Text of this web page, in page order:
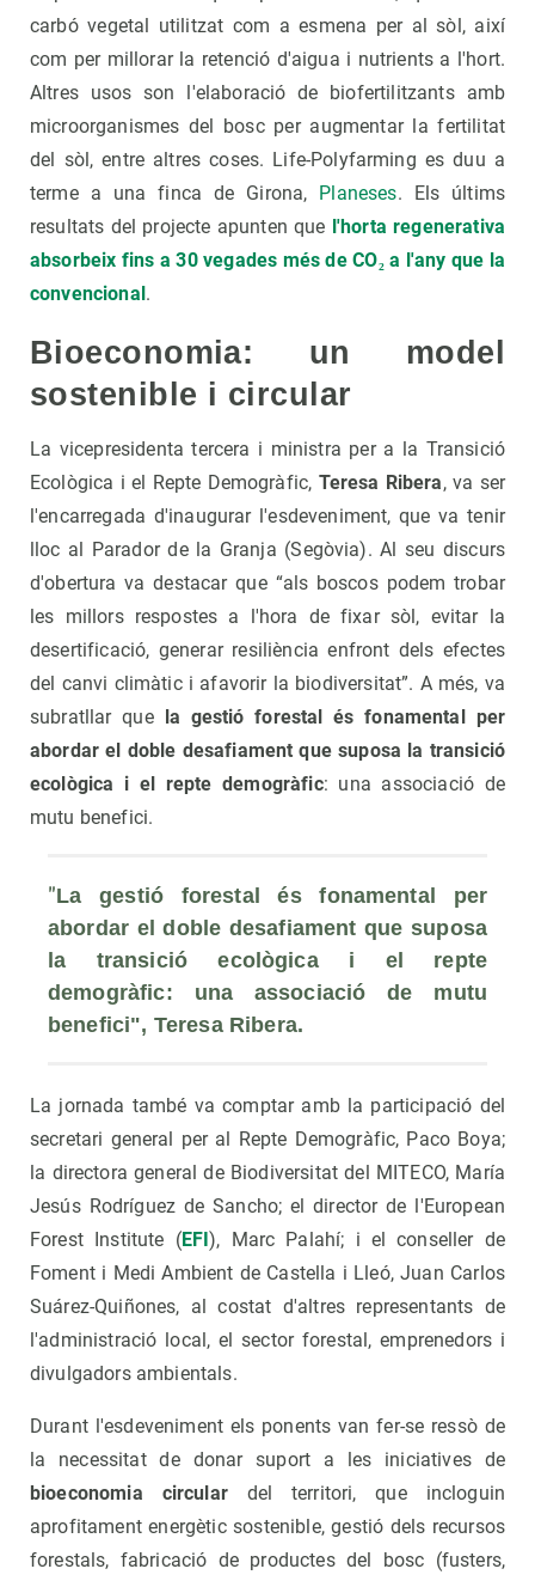
carbó vegetal utilitzat com a esmena per al sòl, així
com per millorar la retenció d'aigua i nutrients a l'hort.
Altres usos son l'elaboració de biofertilitzants amb
microorganismes del bosc per augmentar la fertilitat
del sòl, entre altres coses. Life-Polyfarming es duu a
terme a una finca de Girona, Planeses. Els últims
resultats del projecte apunten que l'horta regenerativa
absorbeix fins a 30 vegades més de CO₂ a l'any que la
convencional .
Bioeconomia: un model
sostenible i circular
La vicepresidenta tercera i ministra per a la Transició
Ecològica i el Repte Demogràfic, Teresa Ribera, va ser
l'encarregada d'inaugurar l'esdeveniment, que va tenir
lloc al Parador de la Granja (Segòvia). Al seu discurs
d'obertura va destacar que “als boscos podem trobar
les millors respostes a l'hora de fixar sòl, evitar la
desertificació, generar resiliència enfront dels efectes
del canvi climàtic i afavorir la biodiversitat”. A més, va
subratllar quela gestió forestal és fonamental per
abordar el doble desafiament que suposa la transició
ecològica i el repte demogràfic: una associació de
mutu benefici.
"La gestió forestal és fonamental per
abordar el doble desafiament que suposa
la transició ecològica i el repte
demogràfic: una associació de mutu
benefici", Teresa Ribera.
La jornada també va comptar amb la participació del
secretari general per al Repte Demogràfic, Paco Boya;
la directora general de Biodiversitat del MITECO, María
Jesús Rodríguez de Sancho; el director de l'European
Forest Institute (EFI), Marc Palahí; i el conseller de
Foment i Medi Ambient de Castella i Lleó, Juan Carlos
Suárez-Quiñones, al costat d'altres representants de
l'administració local, el sector forestal, emprenedors i
divulgadors ambientals.
Durant l'esdeveniment els ponents van fer-se ressò de
la necessitat de donar suport a les iniciatives de
bioeconomia circulardel territori, que incloguin
aprofitament energètic sostenible, gestió dels recursos
forestals, fabricació de productes del bosc (fusters,